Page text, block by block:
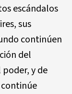
escándalos
sus
continúen
del
y de